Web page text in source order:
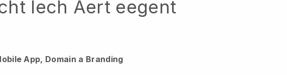
Iech Äert eegent
App, Domain a Branding